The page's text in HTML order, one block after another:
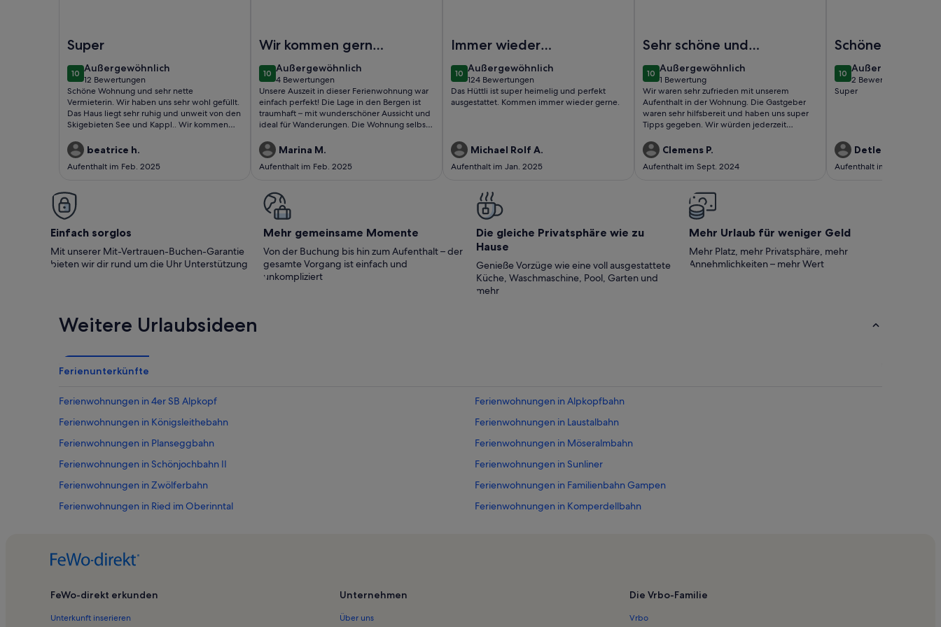
Super
1010 von 10
Außergewöhnlich
außergewöhnlich
12 Bewertungen
(12
bewertungen)
Schöne Wohnung und sehr nette
Vermieterin. Wir haben uns sehr wohl gefüllt.
Das Haus liegt sehr ruhig und unweit von den
Skigebieten See und Kappl.. Wir kommen
beatrice h.
Aufenthalt im Feb. 2025
Wir kommen gerne
wieder
1010 von 10
Außergewöhnlich
außergewöhnlich
4 Bewertungen
(4
bewertungen)
Unsere Auszeit in dieser Ferienwohnung war
einfach perfekt! Die Lage in den Bergen ist
traumhaft – mit wunderschöner Aussicht und
ideal für Wanderungen. Die Wohnung selbst
eingerichtet. Besonders beeindruckt hat uns
die herzliche und professionelle Betreuung
vor Ort. Wir haben uns rundum wohlgefühlt
Marina M.
Aufenthalt im Feb. 2025
Immer wieder
gerne da
1010 von 10
Außergewöhnlich
außergewöhnlich
124 Bewertungen
(124
bewertungen)
Das Hüttli ist super heimelig und perfekt
ausgestattet. Kommen immer wieder gerne.
Michael Rolf A.
Aufenthalt im Jan. 2025
Sehr schöne und
gemütliche
Wohnung
1010 von 10
Außergewöhnlich
außergewöhnlich
1 Bewertung
(1
bewertung)
Wir waren sehr zufrieden mit unserem
Aufenthalt in der Wohnung. Die Gastgeber
waren sehr hilfsbereit und haben uns super
Tipps gegeben. Wir würden jederzeit
Clemens P.
Aufenthalt im Sept. 2024
Schöner Urlaub
1010 von 10
Außergewöhnlich
außergewöhnlich
2 Bewertungen
(2
Super
Detlef E.
Aufenthalt im Feb. 2024
Einfach sorglos
Mit unserer Mit-Vertrauen-Buchen-Garantie
bieten wir dir rund um die Uhr Unterstützung
Mehr gemeinsame Momente
Von der Buchung bis hin zum Aufenthalt – der
gesamte Vorgang ist einfach und
unkompliziert
Die gleiche Privatsphäre wie zu
Hause
Genieße Vorzüge wie eine voll ausgestattete
Küche, Waschmaschine, Pool, Garten und
mehr
Mehr Urlaub für weniger Geld
Mehr Platz, mehr Privatsphäre, mehr
Annehmlichkeiten – mehr Wert
Weitere Urlaubsideen
Ferienunterkünfte
Ferienwohnungen in 4er SB Alpkopf
Ferienwohnungen in Alpkopfbahn
Ferienwohnungen in Königsleithebahn
Ferienwohnungen in Laustalbahn
Ferienwohnungen in Planseggbahn
Ferienwohnungen in Möseralmbahn
Ferienwohnungen in Schönjochbahn II
Ferienwohnungen in Sunliner
Ferienwohnungen in Zwölferbahn
Ferienwohnungen in Familienbahn Gampen
Ferienwohnungen in Ried im Oberinntal
Ferienwohnungen in Komperdellbahn
Ferienwohnungen in Schönjochbahn I
Ferienwohnungen in Möseralmbahn
Ferienwohnungen in Sommer-Funpark Fiss
FeWo-direkt erkunden
Unterkunft inserieren
Unternehmen
Über uns
Die Vrbo-Familie
Vrbo